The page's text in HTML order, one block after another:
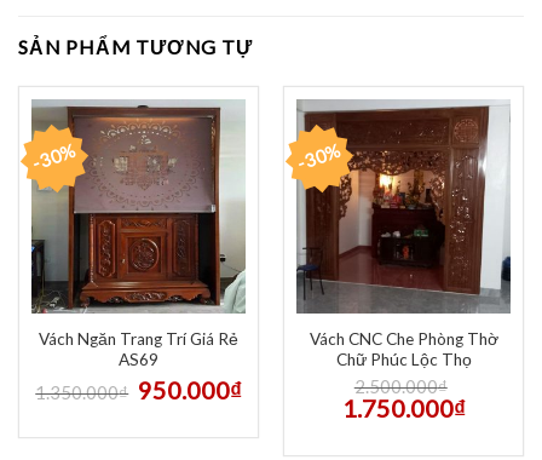
SẢN PHẨM TƯƠNG TỰ
-30%
Vách Ngăn Trang Trí Giá Rẻ
AS69
1.350.000₫ 950.000₫
-30%
Vách CNC Che Phòng Thờ
Chữ Phúc Lộc Thọ
2.500.000₫
1.750.000₫